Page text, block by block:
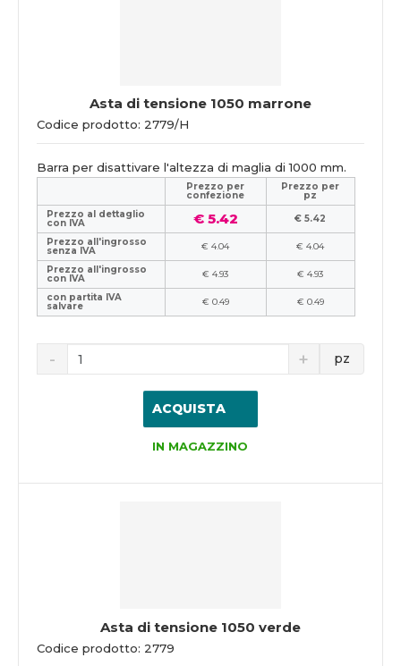
Asta di tensione 1050 marrone
Codice prodotto: 2779/H
Barra per disattivare l'altezza di maglia di 1000 mm.
Prezzo per
confezione
Prezzo per
pz
Prezzo al dettaglio
con IVA € 5.42
€ 5.42
Prezzo all'ingrosso
senza IVA € 4.04
€ 4.04
Prezzo all'ingrosso
con IVA € 4.93
€ 4.93
con partita IVA
salvare € 0.49 € 0.49
pz
ACQUISTA
IN MAGAZZINO
Asta di tensione 1050 verde
Codice prodotto: 2779